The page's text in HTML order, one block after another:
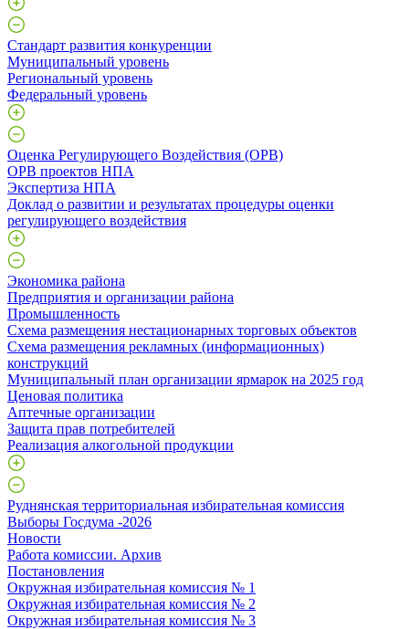
Стандарт развития конкуренции
Муниципальный уровень
Региональный уровень
Федеральный уровень
Оценка Регулирующего Воздействия (ОРВ)
ОРВ проектов НПА
Экспертиза НПА
Доклад о развитии и результатах процедуры оценки
регулирующего воздействия
Экономика района
Предприятия и организации района
Промышленность
Схема размещения нестационарных торговых объектов
Схема размещения рекламных (информационных)
конструкций
Муниципальный план организации ярмарок на 2025 год
Ценовая политика
Аптечные организации
Защита прав потребителей
Реализация алкогольной продукции
Руднянская территориальная избирательная комиссия
Выборы Госдума -2026
Новости
Работа комиссии. Архив
Постановления
Окружная избирательная комиссия № 1
Окружная избирательная комиссия № 2
Окружная избирательная комиссия № 3